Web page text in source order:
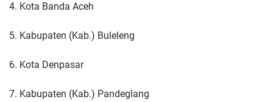
4. Kota Banda Aceh
5. Kabupaten (Kab.) Buleleng
6. Kota Denpasar
7. Kabupaten (Kab.) Pandeglang